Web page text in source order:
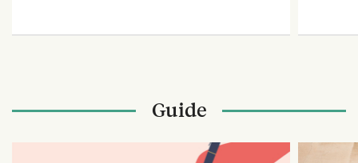
Guide